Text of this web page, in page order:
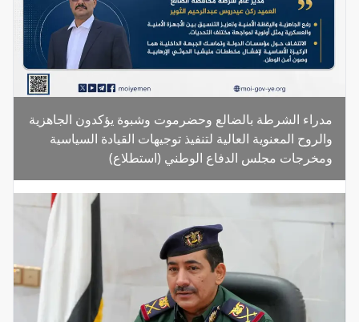
مدراء الشرطة بالضالع وحضرموت وشبوة يؤكدون الجاهزية
والروح المعنوية العالية لتنفيذ توجيهات القيادة السياسية
ومخرجات مجلس الدفاع الوطني (استطلاع)